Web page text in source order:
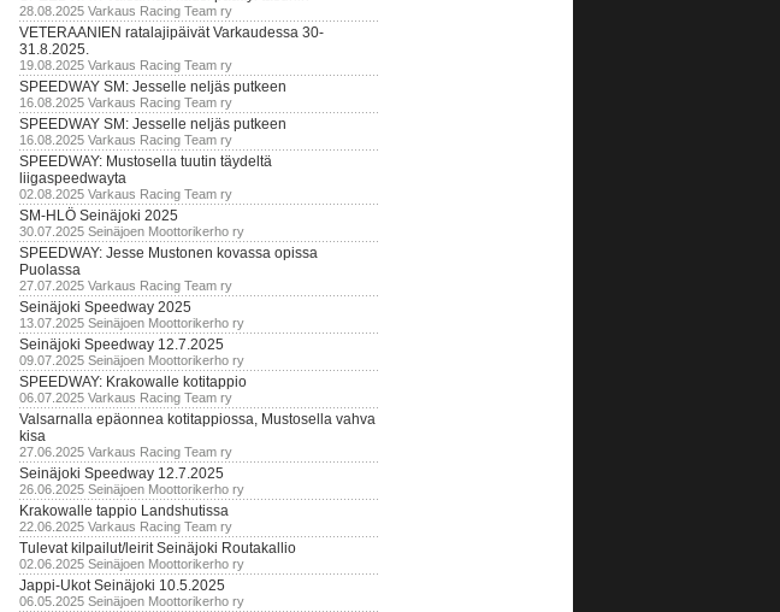
28.08.2025 Varkaus Racing Team ry
VETERAANIEN ratalajipäivät Varkaudessa 30-
31.8.2025.
19.08.2025 Varkaus Racing Team ry
SPEEDWAY SM: Jesselle neljäs putkeen
16.08.2025 Varkaus Racing Team ry
SPEEDWAY SM: Jesselle neljäs putkeen
16.08.2025 Varkaus Racing Team ry
SPEEDWAY: Mustosella tuutin täydeltä
liigaspeedwayta
02.08.2025 Varkaus Racing Team ry
SM-HLÖ Seinäjoki 2025
30.07.2025 Seinäjoen Moottorikerho ry
SPEEDWAY: Jesse Mustonen kovassa opissa
Puolassa
27.07.2025 Varkaus Racing Team ry
Seinäjoki Speedway 2025
13.07.2025 Seinäjoen Moottorikerho ry
Seinäjoki Speedway 12.7.2025
09.07.2025 Seinäjoen Moottorikerho ry
SPEEDWAY: Krakowalle kotitappio
06.07.2025 Varkaus Racing Team ry
Valsarnalla epäonnea kotitappiossa, Mustosella vahva
kisa
27.06.2025 Varkaus Racing Team ry
Seinäjoki Speedway 12.7.2025
26.06.2025 Seinäjoen Moottorikerho ry
Krakowalle tappio Landshutissa
22.06.2025 Varkaus Racing Team ry
Tulevat kilpailut/leirit Seinäjoki Routakallio
02.06.2025 Seinäjoen Moottorikerho ry
Jappi-Ukot Seinäjoki 10.5.2025
06.05.2025 Seinäjoen Moottorikerho ry